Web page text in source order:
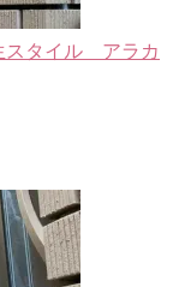
スタイル アラカ